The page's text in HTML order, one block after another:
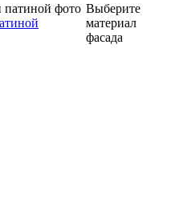
Выберите
материал
фасада